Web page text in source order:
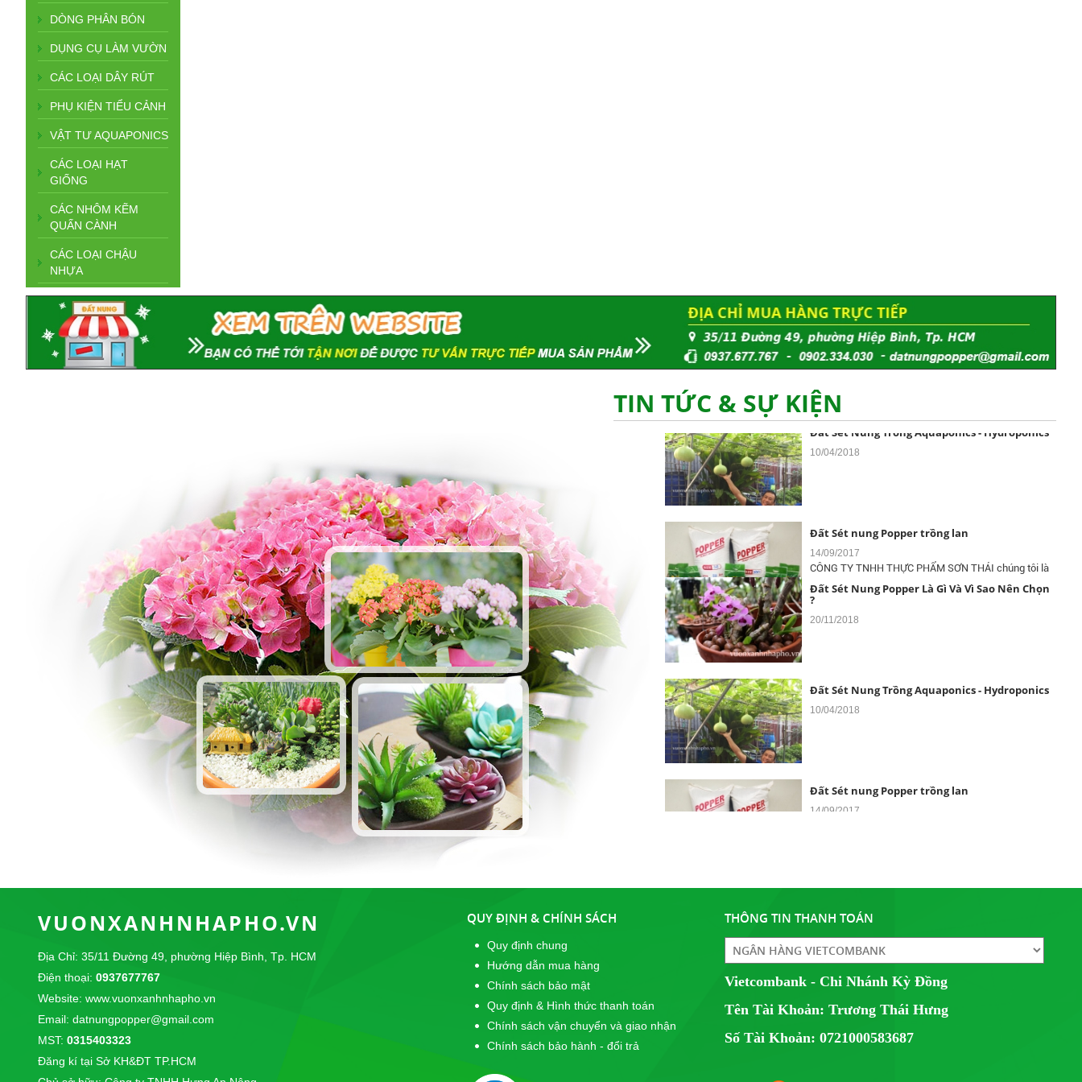
DÒNG PHÂN BÓN
DỤNG CỤ LÀM VƯỜN
CÁC LOẠI DÂY RÚT
PHỤ KIỆN TIỂU CẢNH
VẬT TƯ AQUAPONICS
CÁC LOẠI HẠT
GIỐNG
CÁC NHÔM KẼM
QUẤN CÀNH
CÁC LOẠI CHẬU
NHỰA
TIN TỨC & SỰ KIỆN
Đất Sét Nung Popper Là Gì Và Vì Sao Nên Chọn
?
20/11/2018
Đất Sét Nung Trồng Aquaponics - Hydroponics
10/04/2018
14/09/2017
CÔNG TY TNHH THỰC PHẨM SƠN THÁI chúng tôi là
nhà phân phối độc quyền sản phẩm...
Giải Cầu Lông Công Viên Lê Văn Tám - Cup
POPPER 2017
Đất Sét Nung Popper Là Gì Và Vì Sao Nên Chọn
?
20/11/2018
10/04/2018
14/09/2017
CÔNG TY TNHH THỰC PHẨM SƠN THÁI chúng tôi là
POPPER 2017
31/12/2017
Giải Cầu Lông Đôi Nữ Tại Công Viên Lê Văn Tám - Cúp
POPPER 2017
VUONXANHNHAPHO.VN
Địa Chỉ: 35/11 Đường 49, phường Hiệp Bình, Tp. HCM
Điện thoại: 0937677767
Website: www.vuonxanhnhapho.vn
Email: datnungpopper@gmail.com
MST: 0315403323
Đăng kí tại Sở KH&ĐT TP.HCM
QUY ĐỊNH & CHÍNH SÁCH
Quy định chung
Hướng dẫn mua hàng
Chính sách bảo mật
Quy định & Hình thức thanh toán
Chính sách vận chuyển và giao nhận
Chính sách bảo hành - đổi trả
THÔNG TIN THANH TOÁN
Vietcombank - Chi Nhánh Kỳ Đồng
Tên Tài Khoản: Trương Thái Hưng
Số Tài Khoản: 0721000583687